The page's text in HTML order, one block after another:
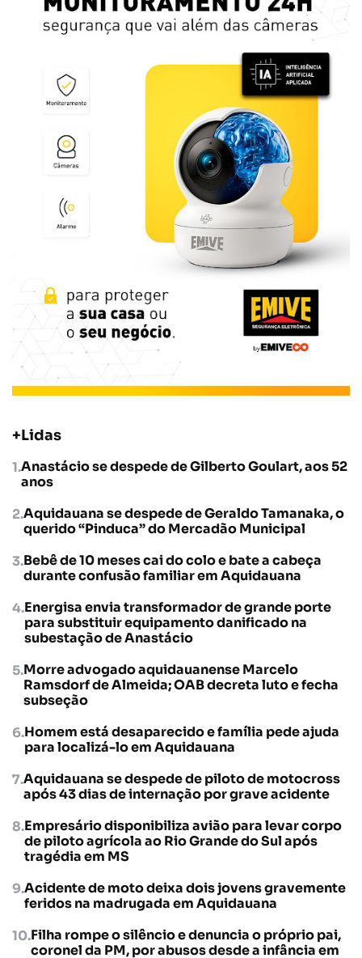
+Lidas
Anastácio se despede de Gilberto Goulart, aos 52
anos
Aquidauana se despede de Geraldo Tamanaka, o
querido “Pinduca” do Mercadão Municipal
Bebê de 10 meses cai do colo e bate a cabeça
durante confusão familiar em Aquidauana
Energisa envia transformador de grande porte
para substituir equipamento danificado na
subestação de Anastácio
Morre advogado aquidauanense Marcelo
Ramsdorf de Almeida; OAB decreta luto e fecha
subseção
Homem está desaparecido e família pede ajuda
para localizá-lo em Aquidauana
Aquidauana se despede de piloto de motocross
após 43 dias de internação por grave acidente
Empresário disponibiliza avião para levar corpo
de piloto agrícola ao Rio Grande do Sul após
tragédia em MS
Acidente de moto deixa dois jovens gravemente
feridos na madrugada em Aquidauana
Filha rompe o silêncio e denuncia o próprio pai,
coronel da PM, por abusos desde a infância em